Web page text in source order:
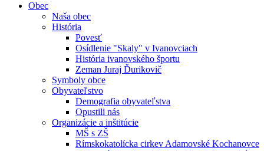
Obec
Naša obec
História
Povesť
Osídlenie "Skaly" v Ivanovciach
História ivanovského športu
Zeman Juraj Ďurikovič
Symboly obce
Obyvateľstvo
Demografia obyvateľstva
Opustili nás
Organizácie a inštitúcie
MŠ s ZŠ
Rímskokatolícka cirkev Adamovské Kochanovce